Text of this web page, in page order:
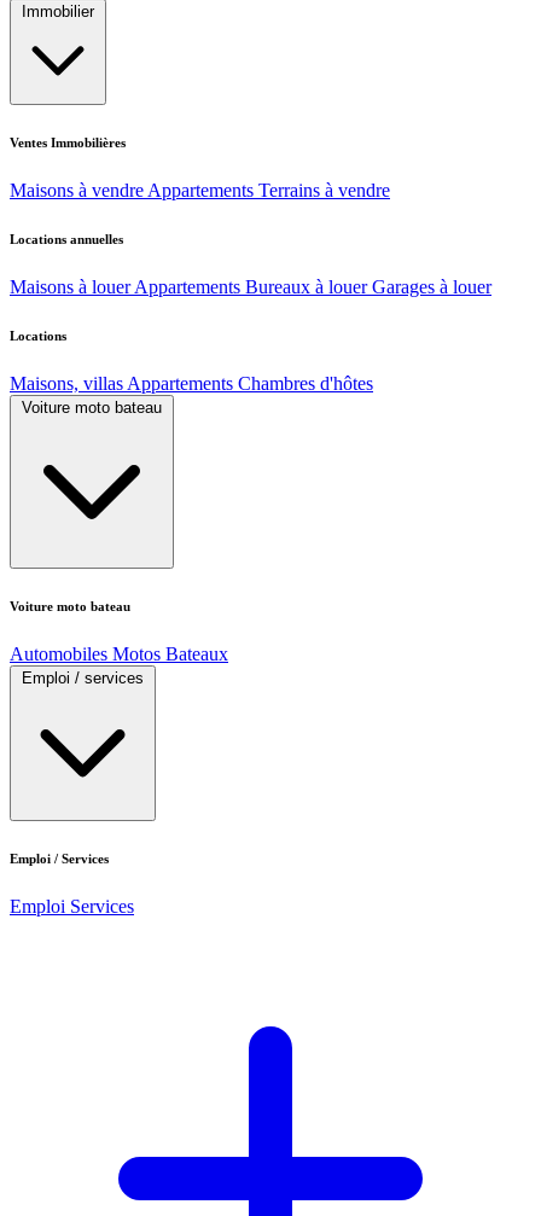
Immobilier
Ventes Immobilières
Maisons à vendre Appartements Terrains à vendre
Locations annuelles
Maisons à louer Appartements Bureaux à louer Garages à louer
Locations
Maisons, villas Appartements Chambres d'hôtes
Voiture moto bateau
Voiture moto bateau
Automobiles Motos Bateaux
Emploi / services
Emploi / Services
Emploi Services